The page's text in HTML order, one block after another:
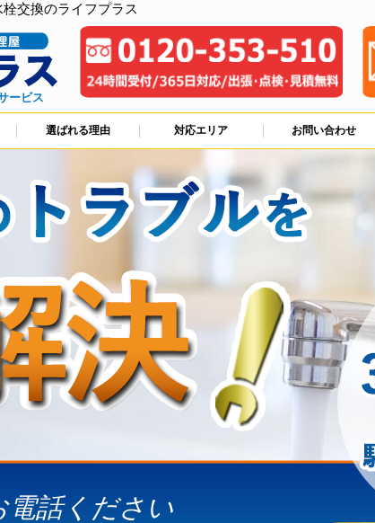
交換のライフプラス
ービス
選ばれる理由 対応エリア お問い合わせ
話ください